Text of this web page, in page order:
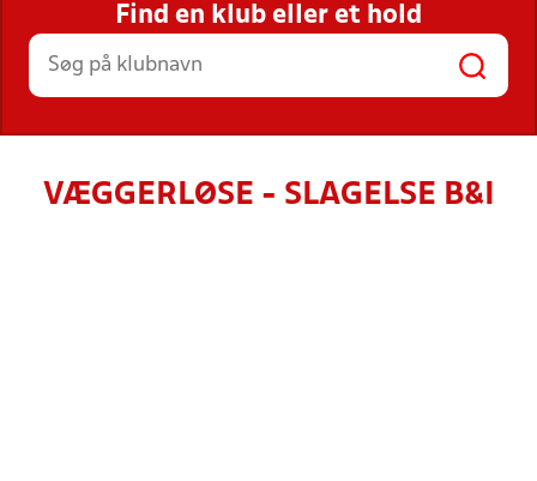
STILLINGER, RESULTATER, KLUBBER OG
HOLD
Find en klub eller et hold
VÆGGERLØSE - SLAGELSE B&I